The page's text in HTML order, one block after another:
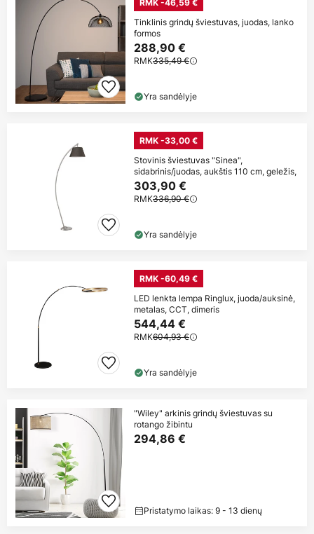
RMK -46,59 €
Tinklinis grindų šviestuvas, juodas, lanko
formos
288,90 €
RMK335,49 €
Yra sandėlyje
RMK -33,00 €
Stovinis šviestuvas "Sinea",
sidabrinis/juodas, aukštis 110 cm, geležis,
303,90 €
RMK336,90 €
Yra sandėlyje
RMK -60,49 €
LED lenkta lempa Ringlux, juoda/auksinė,
metalas, CCT, dimeris
544,44 €
RMK604,93 €
Yra sandėlyje
"Wiley" arkinis grindų šviestuvas su
rotango žibintu
294,86 €
Pristatymo laikas: 9 - 13 dienų